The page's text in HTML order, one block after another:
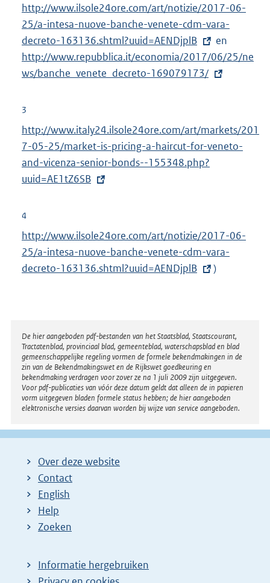
e
l
i
n
k
E
x
t
e
r
e
i
n
k
:
http://www.ilsole24ore.com/art/notizie/2017-06-
25/a-intesa-nuove-banche-venete-cdm-vara-
decreto-163136.shtml?uuid=AENDjplB
en
x
e
l
http://www.repubblica.it/economia/2017/06/25/ne
ws/banche_venete_decreto-169079173/
3
E
x
t
e
n
l
i
n
http://www.italy24.ilsole24ore.com/art/markets/201
7-05-25/market-is-pricing-a-haircut-for-veneto-
and-vicenza-senior-bonds--155348.php?
uuid=AE1tZ6SB
4
E
x
t
e
l
i
n
k
:
http://www.ilsole24ore.com/art/notizie/2017-06-
25/a-intesa-nuove-banche-venete-cdm-vara-
decreto-163136.shtml?uuid=AENDjplB
)
Disclaimer
De hier aangeboden pdf-bestanden van het Staatsblad, Staatscourant,
Tractatenblad, provinciaal blad, gemeenteblad, waterschapsblad en blad
gemeenschappelijke regeling vormen de formele bekendmakingen in de
zin van de Bekendmakingswet en de Rijkswet goedkeuring en
bekendmaking verdragen voor zover ze na 1 juli 2009 zijn uitgegeven.
Voor pdf-publicaties van vóór deze datum geldt dat alleen de in papieren
vorm uitgegeven bladen formele status hebben; de hier aangeboden
elektronische versies daarvan worden bij wijze van service aangeboden.
Over deze website
Contact
English
Help
Zoeken
Informatie hergebruiken